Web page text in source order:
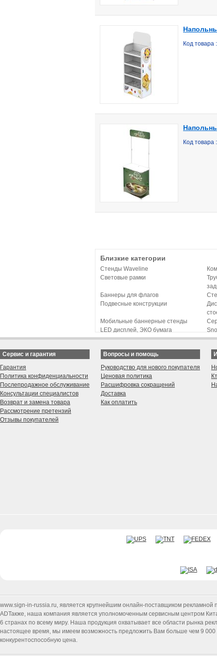
Код товара
Код товара
Близкие категории
Стенды Waveline
Световые рамки
Баннеры для флагов
Подвесные конструкции
Мобильные баннерные стенды
LED дисплей, ЭКО бумага
Event back ground banner
Free Promotional Materials
Poster Frame
Сервис и гарантия
Гарантия
Политика конфиденциальности
Послепродажное обслуживание
Консультации специалистов
Возврат и замена товара
Рассмотрение претензий
Отзывы покупателей
Вопросы и помощь
Руководство для нового покупателя
Ценовая политика
Расшифровка сокращений
Доставка
Как оплатить
www.sign-in-russia.ru, является крупнейшим онлайн-поставщиком рекламной
ADТакже, наша компания является уполномоченным сервисным центром
6 странах по всему миру. Наша продукция охватывает все области рынка
настоящее время, мы имеем возможность предложить Вам больше чем 9 000
конкурентоспособную цена.